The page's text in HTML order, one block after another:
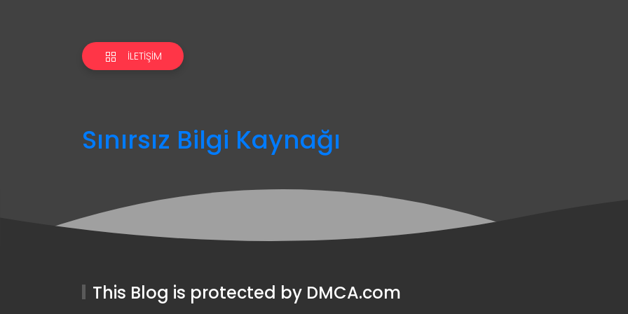
İLETIŞIM
Sınırsız Bilgi Kaynağı
This Blog is protected by DMCA.com